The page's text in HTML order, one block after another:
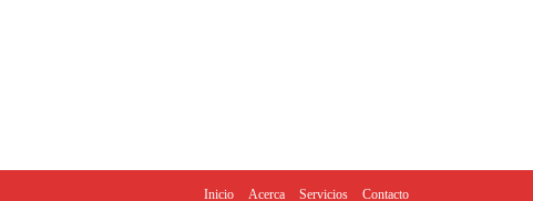
Inicio Acerca Servicios Contacto